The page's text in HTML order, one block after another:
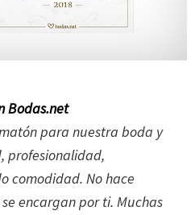
Bodas.net
para nuestra boda y
profesionalidad,
comodidad. No hace
encargan por ti. Muchas